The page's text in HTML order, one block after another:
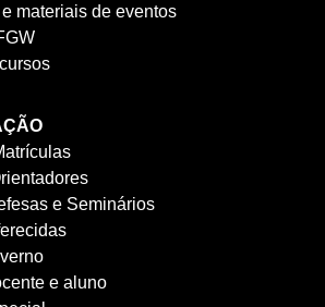
materiais de eventos
e Seminários
e aluno